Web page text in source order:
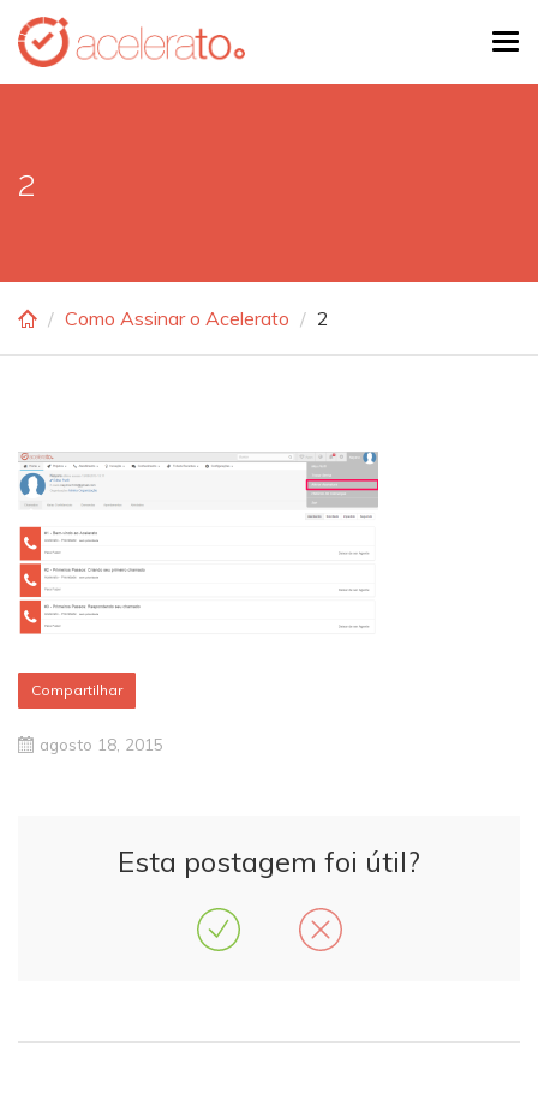
Skip
main
2
Como Assinar o Acelerato 2
Compartilhar
agosto 18, 2015
Esta postagem foi útil?